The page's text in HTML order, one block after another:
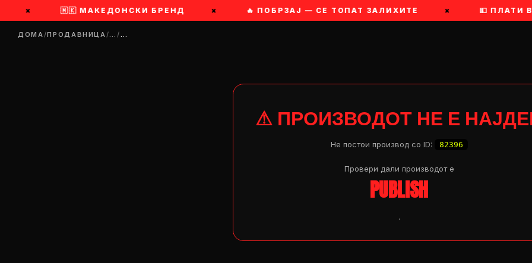
× 🇲🇰 МАКЕДОНСКИ БРЕНД × 🔥 ПОБРЗАЈ — СЕ ТОПАТ ЗАЛИХИТЕ × 💵 ПЛАТИ
ДОМА/ПРОДАВНИЦА/…/…
⚠ ПРОИЗВОДОТ НЕ Е
Не постои производ со ID: 82396
Провери дали производот e
PUBLISH
.